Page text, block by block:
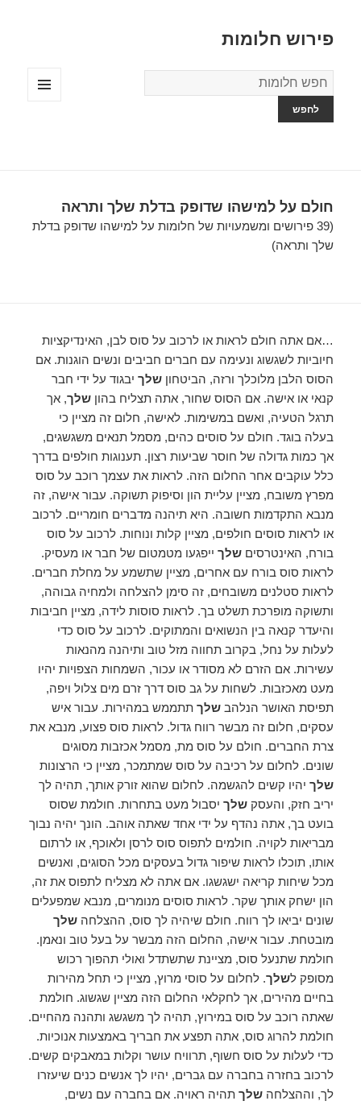
פירוש חלומות
מילון
החלומות
חולם על למישהו שדופק בדלת שלך ותראה
(39 פירושים ומשמעויות של חלומות על למישהו שדופק בדלת
שלך ותראה)
…אם אתה חולם לראות או לרכוב על סוס לבן, האינדיקציות
חיוביות לשגשוג ונעימה עם חברים חביבים ונשים הוגנות. אם
הסוס הלבן מלוכלך ורזה, הביטחוןשלך יבגוד על ידי חבר
קנאי או אישה. אם הסוס שחור, אתה תצליח בהוןשלך, אך
תרגל הטעיה, ואשם במשימות. לאישה, חלום זה מציין כי
בעלה בוגד. חולם על סוסים כהים, מסמל תנאים משגשגים,
אך כמות גדולה של חוסר שביעות רצון. תענוגות חולפים בדרך
כלל עוקבים אחר החלום הזה. לראות את עצמך רוכב על סוס
מפרץ משובח, מציין עליית הון וסיפוק תשוקה. עבור אישה, זה
מנבא התקדמות חשובה. היא תיהנה מדברים חומריים. לרכוב
או לראות סוסים חולפים, מציין קלות ונוחות. לרכוב על סוס
בורח, האינטרסיםשלך ייפגעו מטמטום של חבר או מעסיק.
לראות סוס בורח עם אחרים, מציין שתשמע על מחלת חברים.
לראות סטלנים משובחים, זה סימן להצלחה ולמחיה גבוהה,
ותשוקה מופרכת תשלט בך. לראות סוסות לידה, מציין חביבות
והיעדר קנאה בין הנשואים והמתוקים. לרכוב על סוס כדי
לעלות על נחל, בקרוב תחווה מזל טוב ותיהנה מהנאות
עשירות. אם הזרם לא מסודר או עכור, השמחות הצפויות יהיו
מעט מאכזבות. לשחות על גב סוס דרך זרם מים צלול ויפה,
תפיסת האושר הנלהבשלך תתממש במהירות. עבור איש
עסקים, חלום זה מבשר רווח גדול. לראות סוס פצוע, מנבא את
צרת החברים. חולם על סוס מת, מסמל אכזבות מסוגים
שונים. לחלום על רכיבה על סוס שמתמכר, מציין כי הרצונות
שלך יהיו קשים להגשמה. לחלום שהוא זורק אותך, תהיה לך
יריב חזק, והעסקשלך יסבול מעט בתחרות. חולמת שסוס
בועט בך, אתה נהדף על ידי אחד שאתה אוהב. הונך יהיה נבוך
מבריאות לקויה. חולמים לתפוס סוס לרסן ולאוכף, או לרתום
אותו, תוכלו לראות שיפור גדול בעסקים מכל הסוגים, ואנשים
מכל שיחות קריאה ישגשגו. אם אתה לא מצליח לתפוס את זה,
הון ישחק אותך שקר. לראות סוסים מנומרים, מנבא שמפעלים
שונים יביאו לך רווח. חולם שיהיה לך סוס, ההצלחהשלך
מובטחת. עבור אישה, החלום הזה מבשר על בעל טוב ונאמן.
חולמת שתנעל סוס, מציינת שתשתדל ואולי תהפוך רכוש
מסופק לשלך. לחלום על סוסי מרוץ, מציין כי תחל מהירות
בחיים מהירים, אך לחקלאי החלום הזה מציין שגשוג. חולמת
שאתה רוכב על סוס במירוץ, תהיה לך משגשג ותהנה מהחיים.
חולמת להרוג סוס, אתה תפצע את חבריך באמצעות אנוכיות.
כדי לעלות על סוס חשוף, תרוויח עושר וקלות במאבקים קשים.
לרכוב בחזרה בחברה עם גברים, יהיו לך אנשים כנים שיעזרו
לך, וההצלחהשלך תהיה ראויה. אם בחברה עם נשים,